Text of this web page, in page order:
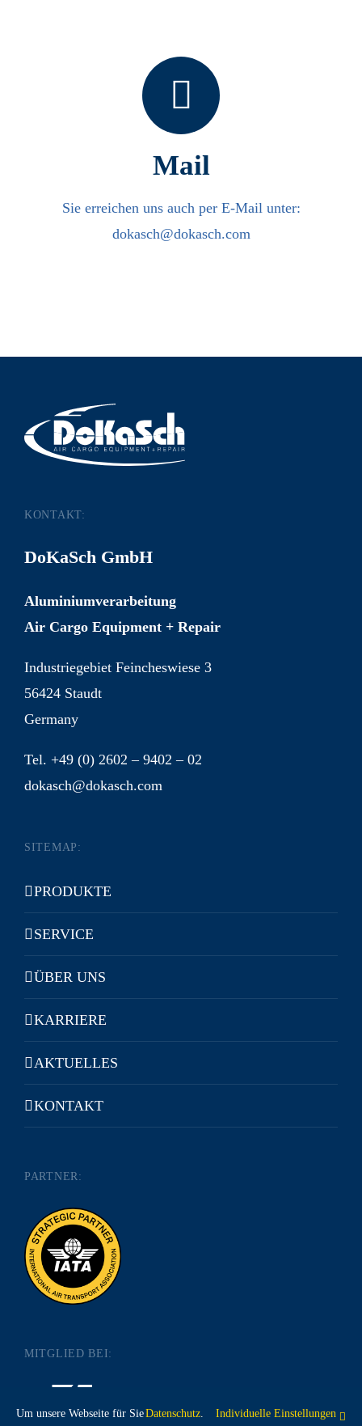
Mail
Sie erreichen uns auch per E-Mail unter:
dokasch@dokasch.com
KONTAKT:
DoKaSch GmbH
Aluminiumverarbeitung
Air Cargo Equipment + Repair
Industriegebiet Feincheswiese 3
56424 Staudt
Germany
Tel. +49 (0) 2602 – 9402 – 02
dokasch@dokasch.com
SITEMAP:
PRODUKTE
SERVICE
ÜBER UNS
KARRIERE
AKTUELLES
KONTAKT
PARTNER:
MITGLIED BEI:
Um unsere Webseite für SieDatenschutz Individuelle Einstellungen